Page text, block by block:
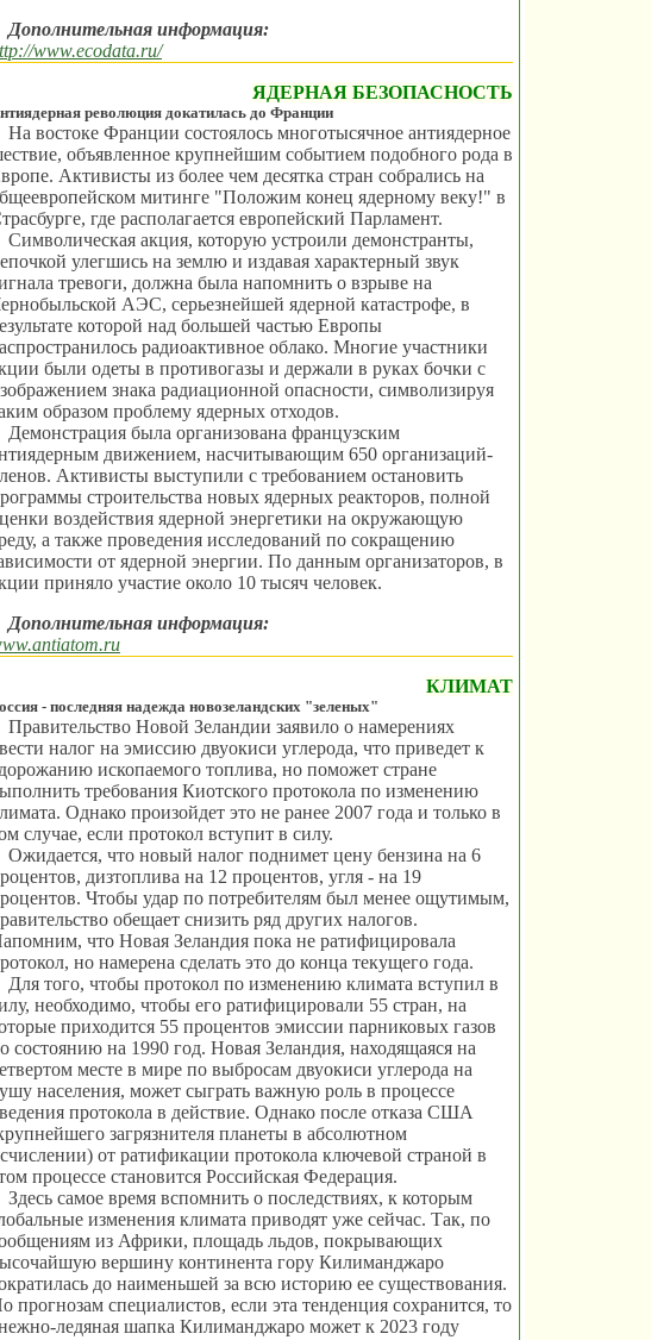
Дополнительная информация:
www.ecodata.ru/
ЯДЕРНАЯ БЕЗОПАСНОСТЬ
революция докатилась до Франции
На востоке Франции состоялось многотысячное антиядерное
объявленное крупнейшим событием подобного рода в
Активисты из более чем десятка стран собрались на
митинге "Положим конец ядерному веку!" в
где располагается европейский Парламент.
Символическая акция, которую устроили демонстранты,
улегшись на землю и издавая характерный звук
тревоги, должна была напомнить о взрыве на
АЭС, серьезнейшей ядерной катастрофе, в
которой над большей частью Европы
радиоактивное облако. Многие участники
были одеты в противогазы и держали в руках бочки с
знака радиационной опасности, символизируя
образом проблему ядерных отходов.
Демонстрация была организована французским
движением, насчитывающим 650 организаций-
Активисты выступили с требованием остановить
строительства новых ядерных реакторов, полной
воздействия ядерной энергетики на окружающую
а также проведения исследований по сокращению
от ядерной энергии. По данным организаторов, в
приняло участие около 10 тысяч человек.
Дополнительная информация:
КЛИМАТ
- последняя надежда новозеландских "зеленых"
Правительство Новой Зеландии заявило о намерениях
налог на эмиссию двуокиси углерода, что приведет к
ископаемого топлива, но поможет стране
требования Киотского протокола по изменению
Однако произойдет это не ранее 2007 года и только в
случае, если протокол вступит в силу.
Ожидается, что новый налог поднимет цену бензина на 6
дизтоплива на 12 процентов, угля - на 19
Чтобы удар по потребителям был менее ощутимым,
обещает снизить ряд других налогов.
что Новая Зеландия пока не ратифицировала
но намерена сделать это до конца текущего года.
Для того, чтобы протокол по изменению климата вступил в
необходимо, чтобы его ратифицировали 55 стран, на
приходится 55 процентов эмиссии парниковых газов
состоянию на 1990 год. Новая Зеландия, находящаяся на
месте в мире по выбросам двуокиси углерода на
населения, может сыграть важную роль в процессе
протокола в действие. Однако после отказа США
загрязнителя планеты в абсолютном
от ратификации протокола ключевой страной в
процессе становится Российская Федерация.
Здесь самое время вспомнить о последствиях, к которым
изменения климата приводят уже сейчас. Так, по
из Африки, площадь льдов, покрывающих
вершину континента гору Килиманджаро
до наименьшей за всю историю ее существования.
прогнозам специалистов, если эта тенденция сохранится, то
ледяная шапка Килиманджаро может к 2023 году